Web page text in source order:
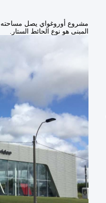
المبنى هو نوع الحائط الستار.